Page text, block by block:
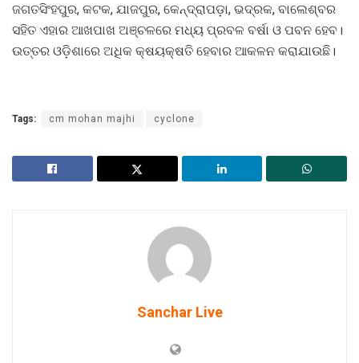
ଜଗତସିଂହପୁର, କଟକ, ଯାଜପୁର, କେନ୍ଦ୍ରାପଡ଼ା, ଭଦ୍ରକ, ବାଲେଶ୍ବର
ସହିତ ଏହାର ଆଖପାଖ ଅଞ୍ଚଳରେ ମଧ୍ୟ ପ୍ରବଳ ବର୍ଷା ଓ ପବନ ହେବ।
ଉତ୍ତର ଓଡ଼ିଶାରେ ଅଧିକ କ୍ଷୟକ୍ଷତି ହେବାର ଆକଳନ କରାଯାଉଛି।
Tags: cm mohan majhi cyclone
Sanchar Live